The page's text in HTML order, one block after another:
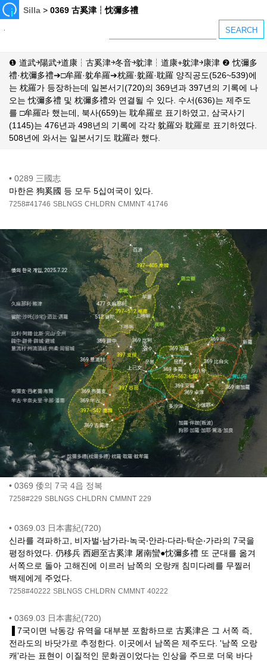
Silla >0369 古奚津┆忱彌多禮
❶ 道武￫陽武￫道康┆古奚津￫冬音￫躭津┆道康+躭津￫康津 ❷ 忱彌多
禮·枕彌多禮➔□牟羅·躭牟羅➔枕羅·躭羅·耽羅 양직공도(526~539)에
는 枕羅가 등장하는데 일본서기(720)의 369년과 397년의 기록에 나
오는 忱彌多禮 및 枕彌多禮와 연결될 수 있다. 수서(636)는 제주도
를 □牟羅라 했는데, 북사(659)는 耽牟羅로 표기하였고, 삼국사기
(1145)는 476년과 498년의 기록에 각각 躭羅와 耽羅로 표기하였다.
508년에 와서는 일본서기도 耽羅라 했다.
• 0289 三國志
마한은 狗奚國 등 모두 5십여국이 있다.
7258#41746 SBLNGS CHLDRN CMMNT 41746
• 0369 倭의 7국 4읍 정복
7258#229 SBLNGS CHLDRN CMMNT 229
• 0369.03 日本書紀(720)
신라를 격파하고, 비자벌‧남가라‧녹국‧안라‧다라‧탁순‧가라의 7국을
평정하였다. 仍移兵 西廻至古奚津 屠南蠻●忱彌多禮 또 군대를 옮겨
서쪽으로 돌아 고해진에 이르러 남쪽의 오랑캐 침미다례를 무찔러
백제에게 주었다.
7258#40222 SBLNGS CHLDRN CMMNT 40222
• 0369.03 日本書紀(720)
▐ 7국이면 낙동강 유역을 대부분 포함하므로 古奚津은 그 서쪽 즉,
전라도의 바닷가로 추정한다. 이곳에서 남쪽은 제주도다. '남쪽 오랑
캐'라는 표현이 이질적인 문화권이었다는 인상을 주므로 더욱 바다